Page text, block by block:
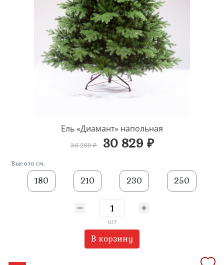
Ель «Диамант» напольная
36 269 ₽ 30 829 ₽
Высота см.
180 210 230 250
шт
В корзину